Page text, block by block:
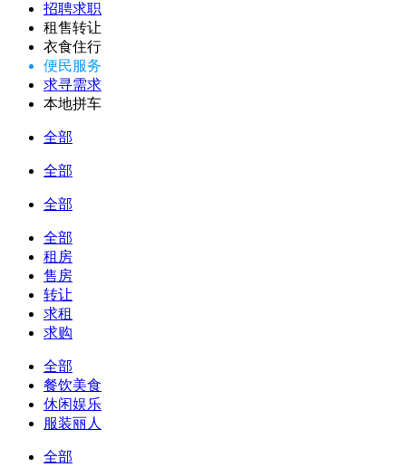
招聘求职
租售转让
衣食住行
便民服务
求寻需求
本地拼车
全部
全部
全部
全部
租房
售房
转让
求租
求购
全部
餐饮美食
休闲娱乐
服装丽人
全部